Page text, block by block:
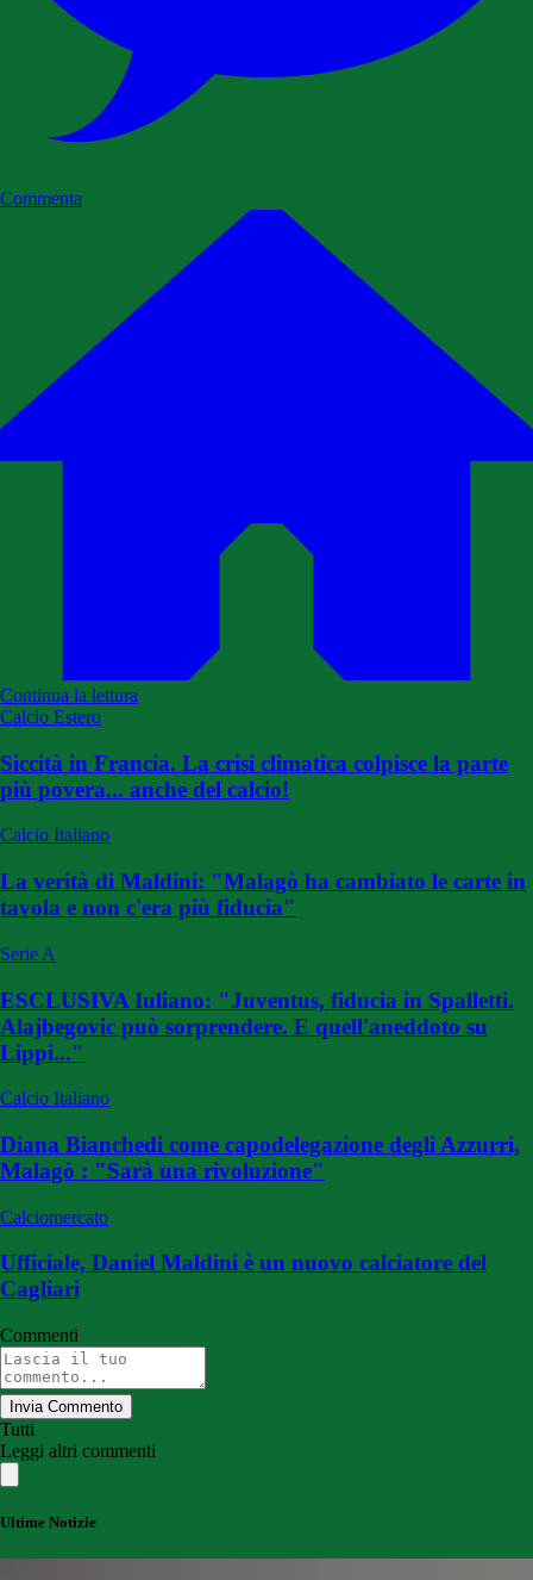
Commenta
Continua la lettura
Calcio Estero
Siccità in Francia. La crisi climatica colpisce la parte
più povera... anche del calcio!
Calcio Italiano
La verità di Maldini: "Malagò ha cambiato le carte in
tavola e non c'era più fiducia"
Serie A
ESCLUSIVA Iuliano: "Juventus, fiducia in Spalletti.
Alajbegovic può sorprendere. E quell'aneddoto su
Lippi..."
Calcio Italiano
Diana Bianchedi come capodelegazione degli Azzurri,
Malagò : "Sarà una rivoluzione"
Calciomercato
Ufficiale, Daniel Maldini è un nuovo calciatore del
Cagliari
Commenti
Invia Commento
Tutti
Leggi altri commenti
Ultime Notizie